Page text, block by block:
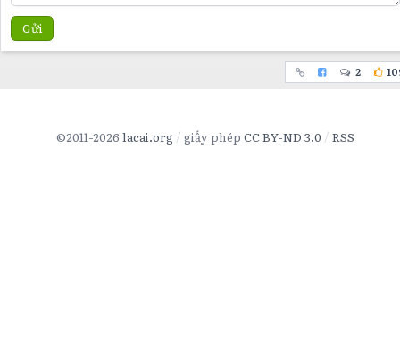
Gửi
2
©2011-2026 lacai.org giấy phép CC BY-ND 3.0 RSS